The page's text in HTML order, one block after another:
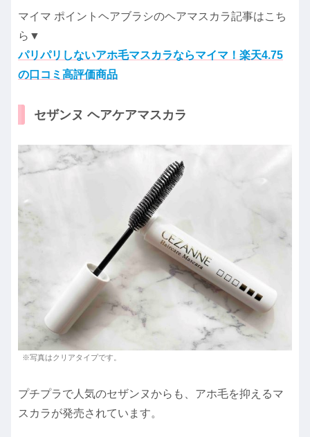
マイマ ポイントヘアブラシのヘアマスカラ記事はこち
ら▼
パリパリしないアホ毛マスカラならマイマ！楽天4.75
の口コミ高評価商品
セザンヌ ヘアケアマスカラ
※写真はクリアタイプです。
プチプラで人気のセザンヌからも、アホ毛を抑えるマ
スカラが発売されています。